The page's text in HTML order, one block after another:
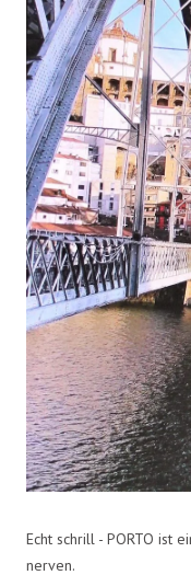
Echt schrill - PORTO ist
nerven.